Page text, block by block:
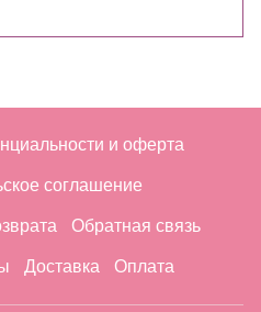
и оферта
соглашение
Обратная связь
Доставка Оплата